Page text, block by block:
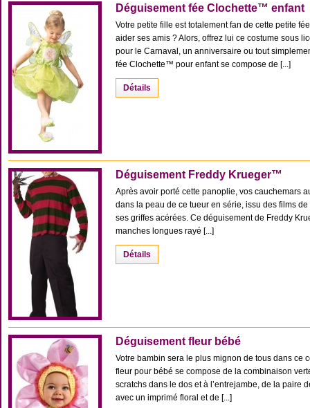
Déguisement fée Clochette™ enfant
Votre petite fille est totalement fan de cette petite
aider ses amis ? Alors, offrez lui ce costume sous
pour le Carnaval, un anniversaire ou tout
fée Clochette™ pour enfant se compose de [...]
Détails
Déguisement Freddy Krueger™
Après avoir porté cette panoplie, vos cauchemars
dans la peau de ce tueur en série, issu des films
ses griffes acérées. Ce déguisement de Freddy
manches longues rayé [...]
Détails
Déguisement fleur bébé
Votre bambin sera le plus mignon de tous dans ce
fleur pour bébé se compose de la combinaison
scratchs dans le dos et à l’entrejambe, de la paire
avec un imprimé floral et de [...]